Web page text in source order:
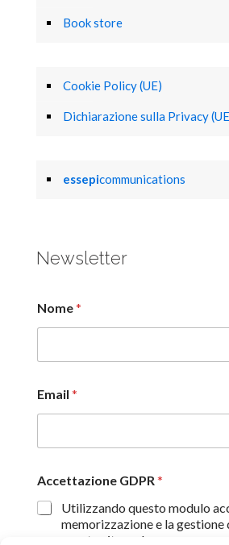
Book store
Cookie Policy (UE)
Dichiarazione sulla Privacy
essepicommunications
Newsletter
Nome*
Email *
Accettazione GDPR *
Utilizzando questo modulo
memorizzazione e la gestione
questo sito web.